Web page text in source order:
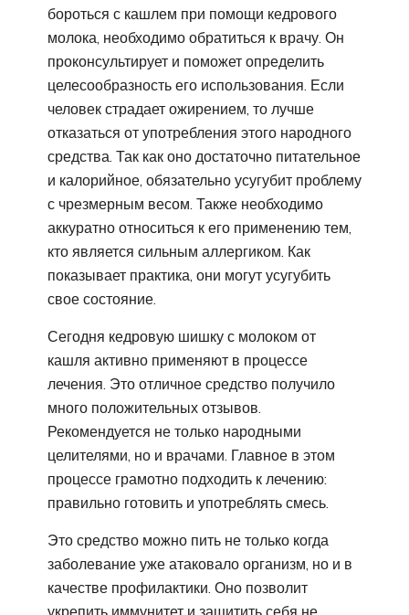
бороться с кашлем при помощи кедрового
молока, необходимо обратиться к врачу. Он
проконсультирует и поможет определить
целесообразность его использования. Если
человек страдает ожирением, то лучше
отказаться от употребления этого народного
средства. Так как оно достаточно питательное
и калорийное, обязательно усугубит проблему
с чрезмерным весом. Также необходимо
аккуратно относиться к его применению тем,
кто является сильным аллергиком. Как
показывает практика, они могут усугубить
свое состояние.
Сегодня кедровую шишку с молоком от
кашля активно применяют в процессе
лечения. Это отличное средство получило
много положительных отзывов.
Рекомендуется не только народными
целителями, но и врачами. Главное в этом
процессе грамотно подходить к лечению:
правильно готовить и употреблять смесь.
Это средство можно пить не только когда
заболевание уже атаковало организм, но и в
качестве профилактики. Оно позволит
укрепить иммунитет и защитить себя не